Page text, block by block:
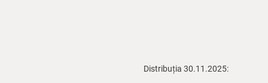
Distribuția 30.11.2025: